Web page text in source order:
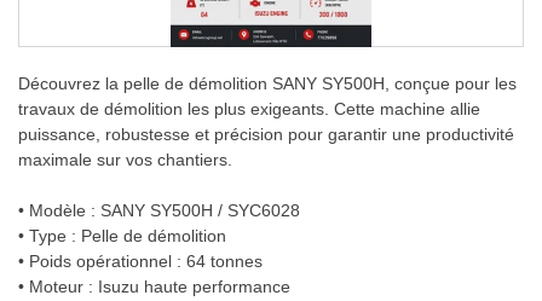
Découvrez la pelle de démolition SANY SY500H, conçue pour les
travaux de démolition les plus exigeants. Cette machine allie
puissance, robustesse et précision pour garantir une productivité
maximale sur vos chantiers.
• Modèle : SANY SY500H / SYC6028
• Type : Pelle de démolition
• Poids opérationnel : 64 tonnes
• Moteur : Isuzu haute performance